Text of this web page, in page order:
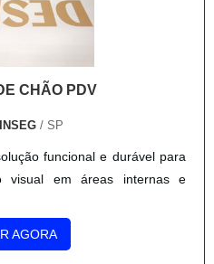
CHÃO PDV
/ SP
funcional e durável para
visual em áreas internas e
AGORA